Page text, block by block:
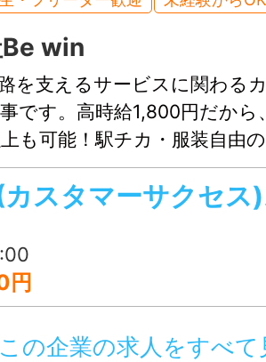
win
を支えるサービスに関わる
です。高時給1,800円だから
も可能！駅チカ・服装自由
みも大歓迎、まずはじょぶ
ださい。
スタマーサクセス
円
この企業の求人をすべて